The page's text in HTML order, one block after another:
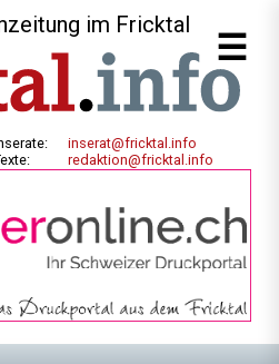
im Fricktal
inserat@fricktal.info
redaktion@fricktal.info